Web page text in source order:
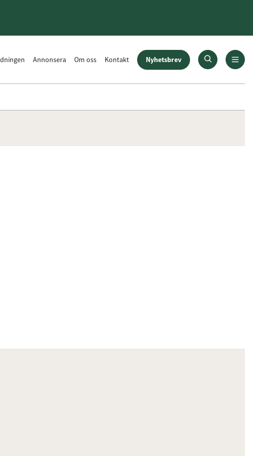
Annonsera Om oss Kontakt Nyhetsbrev